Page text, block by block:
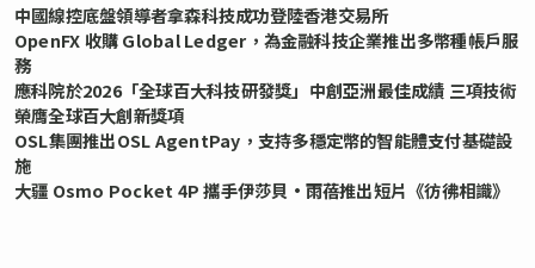
中國線控底盤領導者拿森科技成功登陸香港交易所
OpenFX 收購 Global Ledger，為金融科技企業推出多幣種帳戶服
務
應科院於2026「全球百大科技研發獎」中創亞洲最佳成績 三項技術
榮膺全球百大創新獎項
OSL集團推出OSL AgentPay，支持多穩定幣的智能體支付基礎設
施
大疆 Osmo Pocket 4P 攜手伊莎貝•雨蓓推出短片《彷彿相識》